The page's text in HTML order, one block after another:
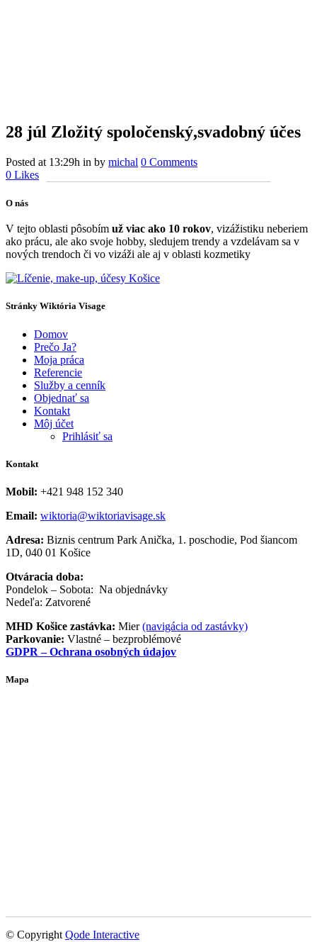
28 júl Zložitý spoločenský,svadobný účes
Posted at 13:29h in by michal 0 Comments
0 Likes
O nás
V tejto oblasti pôsobím už viac ako 10 rokov, vizážistiku neberiem
ako prácu, ale ako svoje hobby, sledujem trendy a vzdelávam sa v
nových trendoch či vo vizáži ale aj v oblasti kozmetiky
Stránky Wiktória Visage
Domov
Prečo Ja?
Moja práca
Referencie
Služby a cenník
Objednať sa
Kontakt
Môj účet
Prihlásiť sa
Kontakt
Mobil: +421 948 152 340
Email: wiktoria@wiktoriavisage.sk
Adresa: Biznis centrum Park Anička, 1. poschodie, Pod šiancom
1D, 040 01 Košice
Otváracia doba:
Pondelok – Sobota: Na objednávky
Nedeľa: Zatvorené
MHD Košice zastávka: Mier(navigácia od zastávky)
Parkovanie: Vlastné – bezproblémové
GDPR – Ochrana osobných údajov
Mapa
© Copyright Qode Interactive